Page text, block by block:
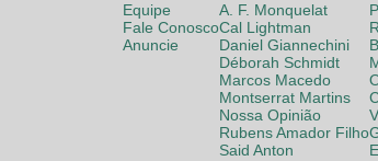
Equipe
Fale Conosco
Anuncie
A. F. Monquelat
Cal Lightman
Daniel Giannechini
Déborah Schmidt
Marcos Macedo
Montserrat Martins
Nossa Opinião
Rubens Amador Filho
Said Anton